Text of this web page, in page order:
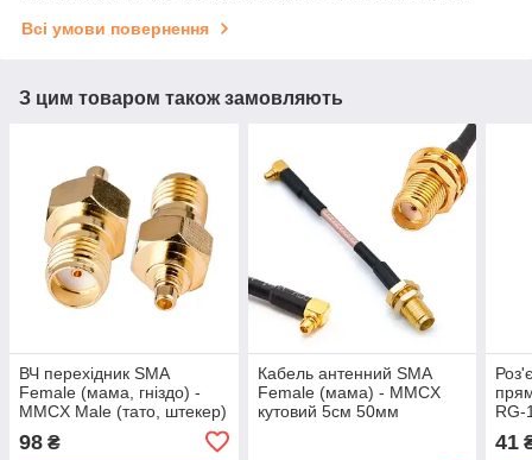
Всі умови повернення
З цим товаром також замовляють
ВЧ перехідник SMA
Female (мама, гніздо) -
MMCX Male (тато, штекер)
адаптер коаксіальний
98 ₴
Кабель антенний SMA
Female (мама) - MMCX
кутовий 5см 50мм
RG-
41